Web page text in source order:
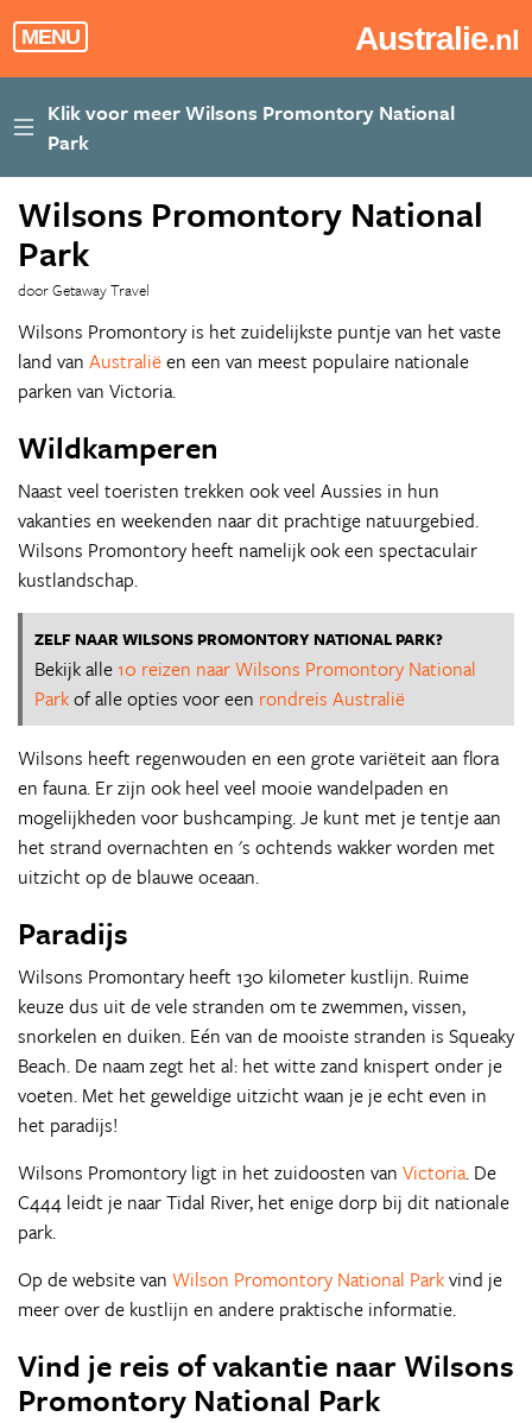
MENU Australie.nl
Wilsons Promontory National
Park
door Getaway Travel
Wilsons Promontory is het zuidelijkste puntje van het vaste
land van Australiëen een van meest populaire nationale
parken van Victoria.
Wildkamperen
Naast veel toeristen trekken ook veel Aussies in hun
vakanties en weekenden naar dit prachtige natuurgebied.
Wilsons Promontory heeft namelijk ook een spectaculair
kustlandschap.
ZELF NAAR WILSONS PROMONTORY NATIONAL PARK?
Bekijk alle10 reizen naar Wilsons Promontory National
Parkof alle opties voor een rondreis Australië
Wilsons heeft regenwouden en een grote variëteit aan flora
en fauna. Er zijn ook heel veel mooie wandelpaden en
mogelijkheden voor bushcamping. Je kunt met je tentje aan
het strand overnachten en 's ochtends wakker worden met
uitzicht op de blauwe oceaan.
Paradijs
Wilsons Promontary heeft 130 kilometer kustlijn. Ruime
keuze dus uit de vele stranden om te zwemmen, vissen,
snorkelen en duiken. Eén van de mooiste stranden is Squeaky
Beach. De naam zegt het al: het witte zand knispert onder je
voeten. Met het geweldige uitzicht waan je je echt even in
het paradijs!
Wilsons Promontory ligt in het zuidoosten van Victoria. De
C444 leidt je naar Tidal River, het enige dorp bij dit nationale
park.
Op de website van Wilson Promontory National Parkvind je
meer over de kustlijn en andere praktische informatie.
Vind je reis of vakantie naar Wilsons
Promontory National Park